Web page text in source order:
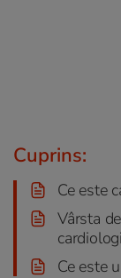
Cuprins:
Ce este
Vârsta
Ce este